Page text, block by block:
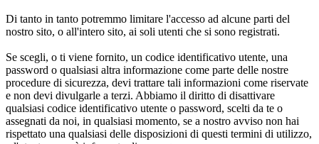
Di tanto in tanto potremmo limitare l'accesso ad alcune parti del
nostro sito, o all'intero sito, ai soli utenti che si sono registrati.
Se scegli, o ti viene fornito, un codice identificativo utente, una
password o qualsiasi altra informazione come parte delle nostre
procedure di sicurezza, devi trattare tali informazioni come riservate
e non devi divulgarle a terzi. Abbiamo il diritto di disattivare
qualsiasi codice identificativo utente o password, scelti da te o
assegnati da noi, in qualsiasi momento, se a nostro avviso non hai
rispettato una qualsiasi delle disposizioni di questi termini di utilizzo,